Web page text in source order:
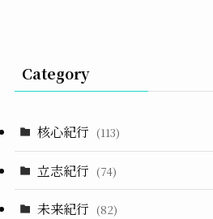
Category
核心紀行 (113)
立志紀行 (74)
未来紀行 (82)